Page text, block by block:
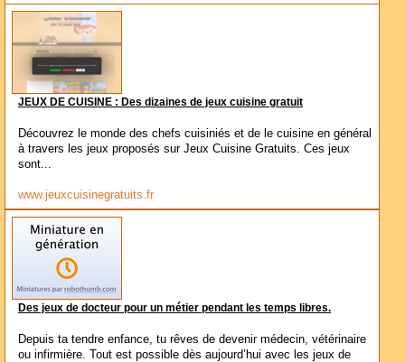
JEUX DE CUISINE : Des dizaines de jeux cuisine gratuit
Découvrez le monde des chefs cuisiniés et de le cuisine en général
à travers les jeux proposés sur Jeux Cuisine Gratuits. Ces jeux
sont...
www.jeuxcuisinegratuits.fr
Des jeux de docteur pour un métier pendant les temps libres.
Depuis ta tendre enfance, tu rêves de devenir médecin, vétérinaire
ou infirmière. Tout est possible dès aujourd’hui avec les jeux de